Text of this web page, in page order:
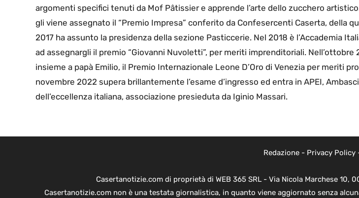
argomenti specifici tenuti da Mof Pâtissier e apprende l’arte dello zucchero
gli viene assegnato il “Premio Impresa” conferito da Confesercenti Caserta, della
2017 ha assunto la presidenza della sezione Pasticcerie. Nel 2018 è l’Accademia
ad assegnargli il premio “Giovanni Nuvoletti”, per meriti imprenditoriali. Nell’ottobre
insieme a papà Emilio, il Premio Internazionale Leone D’Oro di Venezia per meriti
novembre 2022 supera brillantemente l’esame d’ingresso ed entra in APEI,
dell’eccellenza italiana, associazione presieduta da Iginio Massari.
Redazione- Privacy Policy
Casertanotizie.com di proprietà di WEB 365 SRL - Via Nicola Marchese 10,
Casertanotizie.com non è una testata giornalistica, in quanto viene aggiornato senza